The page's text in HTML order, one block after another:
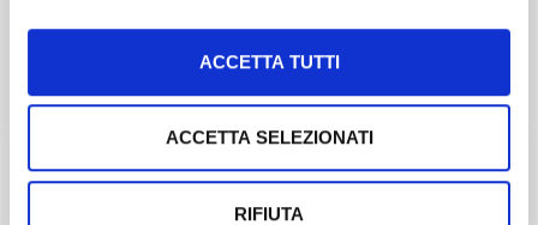
ACCETTA TUTTI
ACCETTA SELEZIONATI
RIFIUTA